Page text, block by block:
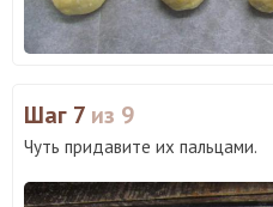
Шаг 7 из 9
Чуть придавите их пальцами.